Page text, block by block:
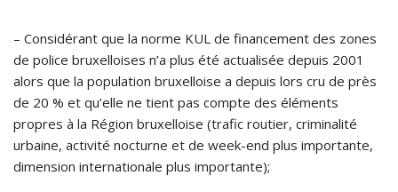
– Considérant que la norme KUL de financement des zones
de police bruxelloises n’a plus été actualisée depuis 2001
alors que la population bruxelloise a depuis lors cru de près
de 20 % et qu’elle ne tient pas compte des éléments
propres à la Région bruxelloise (trafic routier, criminalité
urbaine, activité nocturne et de week-end plus importante,
dimension internationale plus importante);